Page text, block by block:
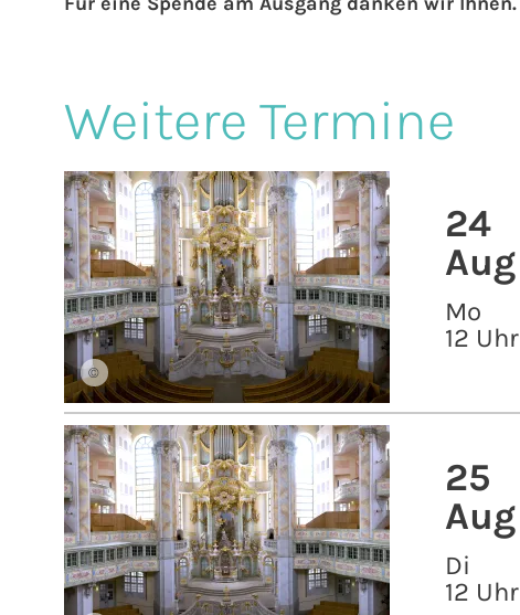
Weitere Termine
©
24
Aug
Mo
12 Uhr
25
Aug
Di
12 Uhr